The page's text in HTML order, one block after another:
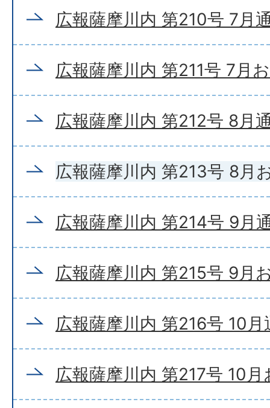
広報薩摩川内 第210号 7月
広報薩摩川内 第211号 7月
広報薩摩川内 第212号 8月
広報薩摩川内 第213号 8月
広報薩摩川内 第214号 9月
広報薩摩川内 第215号 9月
広報薩摩川内 第216号 10月
広報薩摩川内 第217号 10